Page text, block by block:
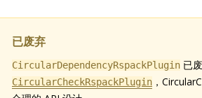
已废弃
CircularDependencyRspackPlugin 已
CircularCheckRspackPlugin ，